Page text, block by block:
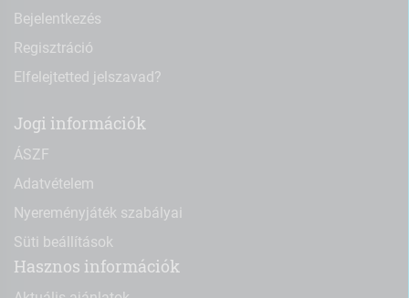
Bejelentkezés
Regisztráció
Elfelejtetted jelszavad?
Jogi információk
ÁSZF
Adatvételem
Nyereményjáték szabályai
Süti beállítások
Hasznos információk